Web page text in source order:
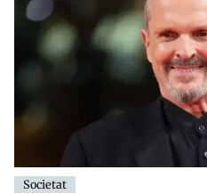
Societat